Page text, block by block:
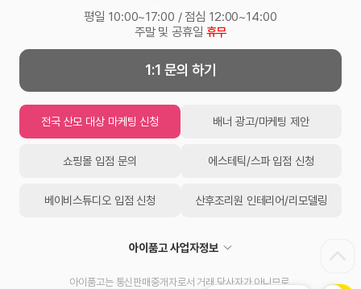
평일 10:00~17:00 / 점심 12:00~14:00
주말 및 공휴일 휴무
1:1 문의 하기
전국 산모 대상 마케팅 신청 배너 광고/마케팅 제안
쇼핑몰 입점 문의 에스테틱/스파 입점 신청
베이비스튜디오 입점 신청 산후조리원 인테리어/리모델링
아이품고 사업자정보
아이품고는 통신판매중개자로서 거래 당사자가 아니므로,